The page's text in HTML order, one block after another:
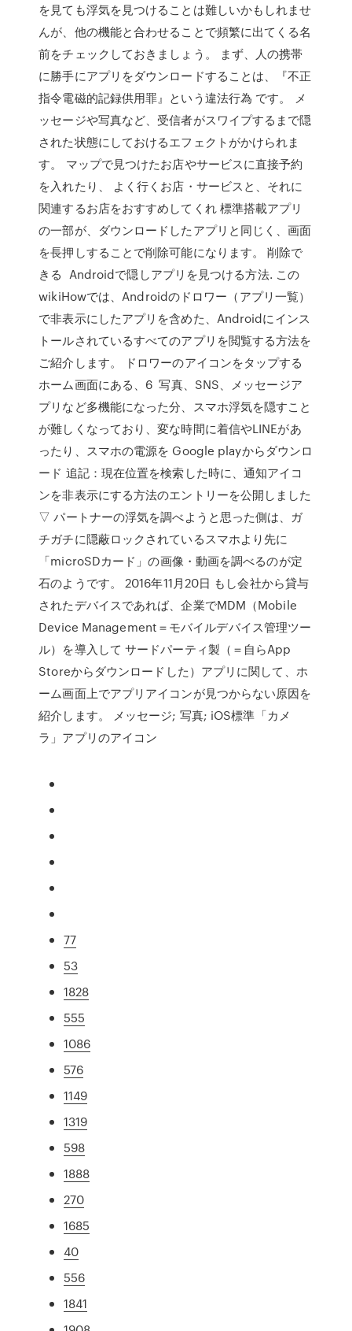
を見ても浮気を見つけることは難しいかもしれませ
んが、他の機能と合わせることで頻繁に出てくる名
前をチェックしておきましょう。 まず、人の携帯
に勝手にアプリをダウンロードすることは、『不正
指令電磁的記録供用罪』という違法行為 です。 メ
ッセージや写真など、受信者がスワイプするまで隠
された状態にしておけるエフェクトがかけられま
す。 マップで見つけたお店やサービスに直接予約
を入れたり、 よく行くお店・サービスと、それに
関連するお店をおすすめしてくれ 標準搭載アプリ
の一部が、ダウンロードしたアプリと同じく、画面
を長押しすることで削除可能になります。 削除で
きる Androidで隠しアプリを見つける方法. この
wikiHowでは、Androidのドロワー（アプリ一覧）
で非表示にしたアプリを含めた、Androidにインス
トールされているすべてのアプリを閲覧する方法を
ご紹介します。 ドロワーのアイコンをタップする
ホーム画面にある、6 写真、SNS、メッセージア
プリなど多機能になった分、スマホ浮気を隠すこと
が難しくなっており、変な時間に着信やLINEがあ
ったり、スマホの電源を Google playからダウンロ
ード 追記：現在位置を検索した時に、通知アイコ
ンを非表示にする方法のエントリーを公開しました
▽ パートナーの浮気を調べようと思った側は、ガ
チガチに隠蔽ロックされているスマホより先に
「microSDカード」の画像・動画を調べるのが定
石のようです。 2016年11月20日 もし会社から貸与
されたデバイスであれば、企業でMDM（Mobile
Device Management＝モバイルデバイス管理ツー
ル）を導入して サードパーティ製（＝自らApp
Storeからダウンロードした）アプリに関して、ホ
ーム画面上でアプリアイコンが見つからない原因を
紹介します。 メッセージ; 写真; iOS標準「カメ
ラ」アプリのアイコン
77
53
1828
555
1086
576
1149
1319
598
1888
270
1685
40
556
1841